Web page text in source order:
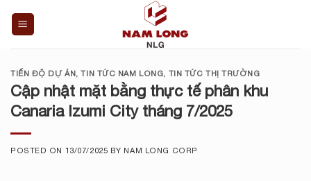
TIẾN ĐỘ DỰ ÁN,TIN TỨC NAM LONG, TIN TỨC THỊ TRƯỜNG
Cập nhật mặt bằng thực tế phân khu
Canaria Izumi City tháng 7/2025
POSTED ON 13/07/2025 BY NAM LONG CORP